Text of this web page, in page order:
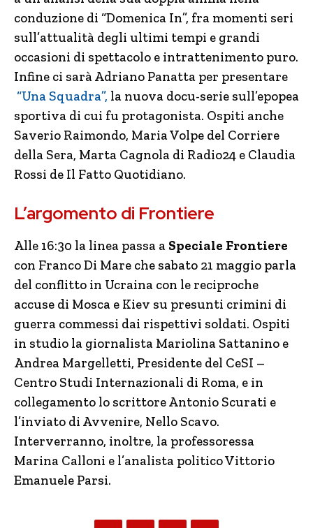
conduzione di “Domenica In”, fra momenti seri
sull’attualità degli ultimi tempi e grandi
occasioni di spettacolo e intrattenimento puro.
Infine ci sarà Adriano Panatta per presentare
“Una Squadra”, la nuova docu-serie sull’epopea
sportiva di cui fu protagonista. Ospiti anche
Saverio Raimondo, Maria Volpe del Corriere
della Sera, Marta Cagnola di Radio24 e Claudia
Rossi de Il Fatto Quotidiano.
L’argomento di Frontiere
Alle 16:30 la linea passa a Speciale Frontiere
con Franco Di Mare che sabato 21 maggio parla
del conflitto in Ucraina con le reciproche
accuse di Mosca e Kiev su presunti crimini di
guerra commessi dai rispettivi soldati. Ospiti
in studio la giornalista Mariolina Sattanino e
Andrea Margelletti, Presidente del CeSI –
Centro Studi Internazionali di Roma, e in
collegamento lo scrittore Antonio Scurati e
l’inviato di Avvenire, Nello Scavo.
Interverranno, inoltre, la professoressa
Marina Calloni e l’analista politico Vittorio
Emanuele Parsi.